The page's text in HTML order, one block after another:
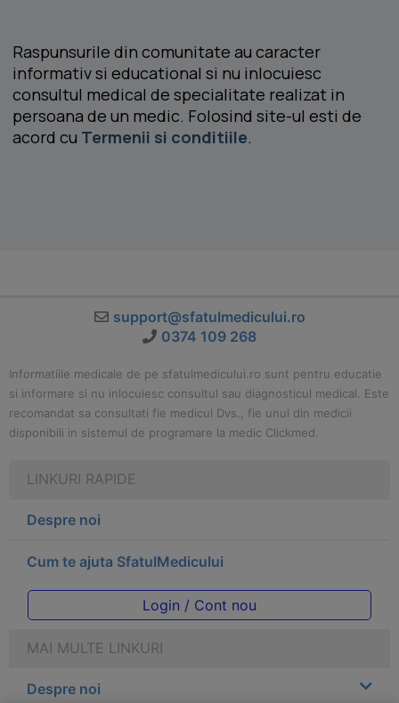
Raspunsurile din comunitate au caracter
informativ si educational si nu inlocuiesc
consultul medical de specialitate realizat in
persoana de un medic. Folosind site-ul esti de
acord cu Termenii si conditiile.
support@sfatulmedicului.ro
0374 109 268
Informatiile medicale de pe sfatulmedicului.ro sunt pentru educatie
si informare si nu inlocuiesc consultul sau diagnosticul medical. Este
recomandat sa consultati fie medicul Dvs., fie unul din medicii
disponibili in sistemul de programare la medic Clickmed.
LINKURI RAPIDE
Despre noi
Cum te ajuta SfatulMedicului
Login / Cont nou
MAI MULTE LINKURI
Despre noi